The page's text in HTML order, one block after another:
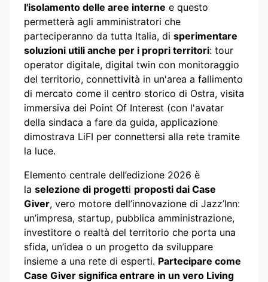
l'isolamento delle aree interne e questo
permetterà agli amministratori che
parteciperanno da tutta Italia, di sperimentare
soluzioni utili anche per i propri territori: tour
operator digitale, digital twin con monitoraggio
del territorio, connettività in un'area a fallimento
di mercato come il centro storico di Ostra, visita
immersiva dei Point Of Interest (con l'avatar
della sindaca a fare da guida, applicazione
dimostrava LiFI per connettersi alla rete tramite
la luce.
Elemento centrale dell’edizione 2026 è
la selezione di progetti proposti dai Case
Giver, vero motore dell’innovazione di Jazz’Inn:
un’impresa, startup, pubblica amministrazione,
investitore o realtà del territorio che porta una
sfida, un’idea o un progetto da sviluppare
insieme a una rete di esperti. Partecipare come
Case Giver significa entrare in un vero Living